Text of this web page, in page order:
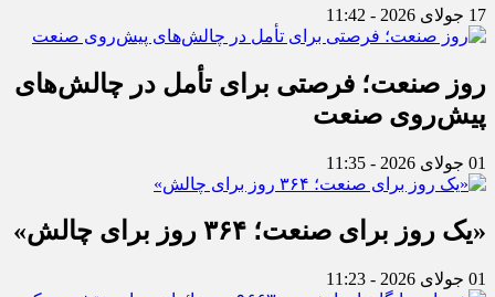
17 جولای 2026 - 11:42
روز صنعت؛ فرصتی برای تأمل در چالش‌های
پیش‌روی صنعت
01 جولای 2026 - 11:35
«یک روز برای صنعت؛ ۳۶۴ روز برای چالش»
01 جولای 2026 - 11:23